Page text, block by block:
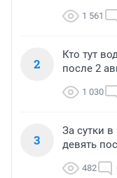
1 561
2
Кто тут
после 2
1 030
3
За сутки
девять
482